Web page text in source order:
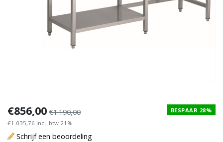
€856,00 €1.190,00
€1.035,76 Incl. btw 21%
BESPAAR 28%
Schrijf een beoordeling